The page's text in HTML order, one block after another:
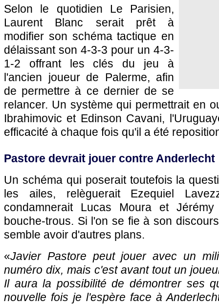
Selon le quotidien Le Parisien,
Laurent Blanc serait prêt à
modifier son schéma tactique en
délaissant son 4-3-3 pour un 4-3-
1-2 offrant les clés du jeu à
l'ancien joueur de Palerme, afin
de permettre à ce dernier de se
relancer. Un système qui permettrait en
Ibrahimovic et Edinson Cavani,
efficacité à chaque fois qu'il a été
Pastore devrait jouer contre Anderlecht
Un schéma qui poserait toutefois la
les ailes, relèguerait Ezequiel
condamnerait Lucas Moura et
bouche-trous. Si l'on se fie à son
semble avoir d'autres plans.
«Javier Pastore peut jouer avec un
numéro dix, mais c'est avant tout un
Il aura la possibilité de démontrer ses
nouvelle fois je l'espère face à